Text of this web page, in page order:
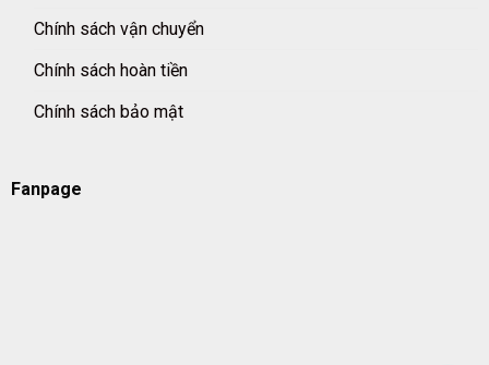
Chính sách vận chuyển
Chính sách hoàn tiền
Chính sách bảo mật
Fanpage